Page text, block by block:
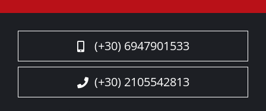
(+30) 6947901533
(+30) 2105542813